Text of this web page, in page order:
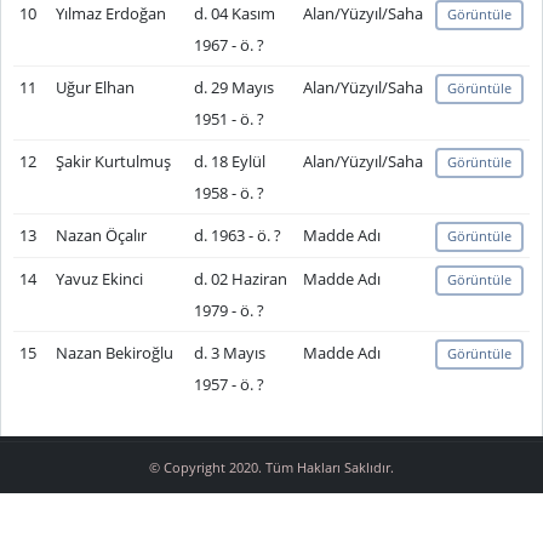
10 Yılmaz Erdoğan
d. 04 Kasım
1967 - ö. ?
Alan/Yüzyıl/Saha Görüntüle
11 Uğur Elhan
d. 29 Mayıs
1951 - ö. ?
Alan/Yüzyıl/Saha Görüntüle
12 Şakir Kurtulmuş
d. 18 Eylül
1958 - ö. ?
Alan/Yüzyıl/Saha Görüntüle
13 Nazan Öçalır d. 1963 - ö. ? Madde Adı Görüntüle
14 Yavuz Ekinci
d. 02 Haziran
1979 - ö. ?
Madde Adı Görüntüle
15 Nazan Bekiroğlu
d. 3 Mayıs
1957 - ö. ?
Madde Adı Görüntüle
© Copyright 2020. Tüm Hakları Saklıdır.